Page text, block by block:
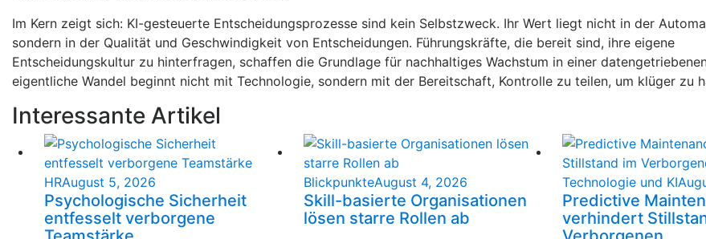
Im Kern zeigt sich: KI-gesteuerte Entscheidungsprozesse sind kein Selbstzweck. Ihr Wert liegt nicht in der
sondern in der Qualität und Geschwindigkeit von Entscheidungen. Führungskräfte, die bereit sind, ihre eigene
Entscheidungskultur zu hinterfragen, schaffen die Grundlage für nachhaltiges Wachstum in einer
eigentliche Wandel beginnt nicht mit Technologie, sondern mit der Bereitschaft, Kontrolle zu teilen, um klüger zu
Interessante Artikel
HRAugust 5, 2026
Psychologische Sicherheit
entfesselt verborgene
BlickpunkteAugust 4, 2026
Skill-basierte Organisationen
lösen starre Rollen ab
Technologie und KI
Predictive
verhindert